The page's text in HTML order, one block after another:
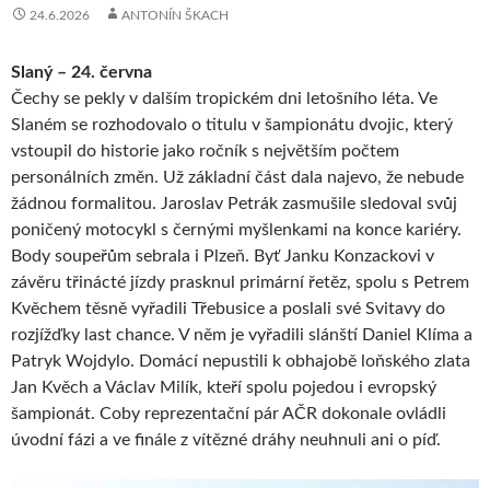
24.6.2026 ANTONÍN ŠKACH
Slaný – 24. června
Čechy se pekly v dalším tropickém dni letošního léta. Ve
Slaném se rozhodovalo o titulu v šampionátu dvojic, který
vstoupil do historie jako ročník s největším počtem
personálních změn. Už základní část dala najevo, že nebude
žádnou formalitou. Jaroslav Petrák zasmušile sledoval svůj
poničený motocykl s černými myšlenkami na konce kariéry.
Body soupeřům sebrala i Plzeň. Byť Janku Konzackovi v
závěru třinácté jízdy prasknul primární řetěz, spolu s Petrem
Kvěchem těsně vyřadili Třebusice a poslali své Svitavy do
rozjížďky last chance. V něm je vyřadili slánští Daniel Klíma a
Patryk Wojdylo. Domácí nepustili k obhajobě loňského zlata
Jan Kvěch a Václav Milík, kteří spolu pojedou i evropský
šampionát. Coby reprezentační pár AČR dokonale ovládli
úvodní fázi a ve finále z vítězné dráhy neuhnuli ani o píď.